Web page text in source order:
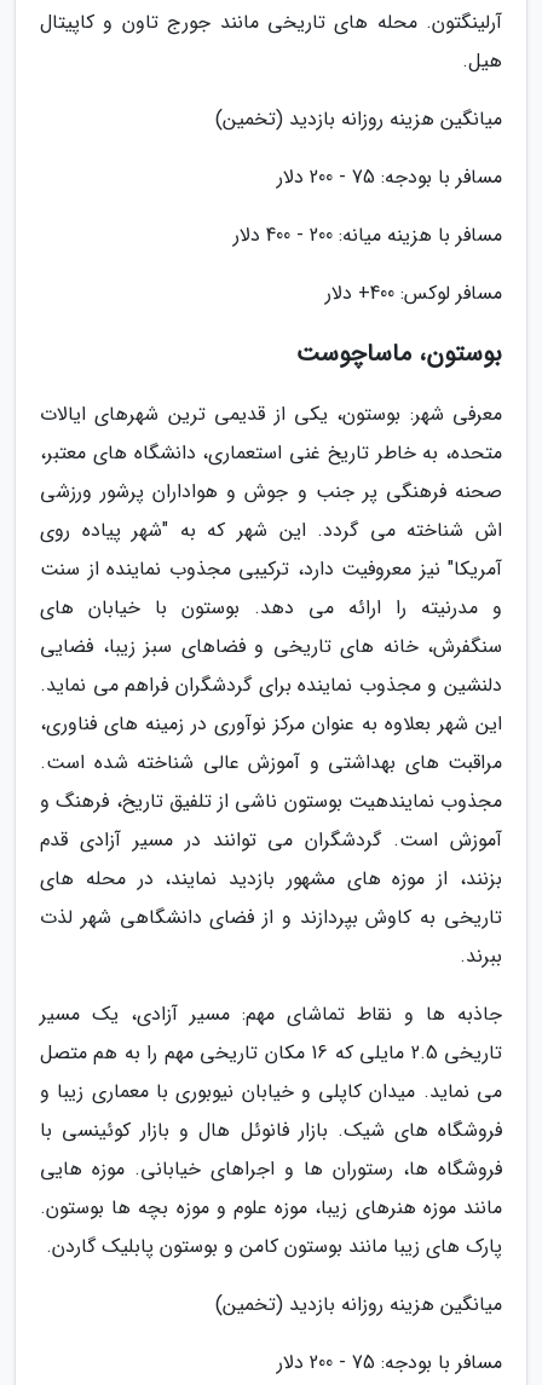
آرلینگتون. محله های تاریخی مانند جورج تاون و کاپیتال
هیل.
میانگین هزینه روزانه بازدید (تخمین)
مسافر با بودجه: 75 - 200 دلار
مسافر با هزینه میانه: 200 - 400 دلار
مسافر لوکس: 400+ دلار
بوستون، ماساچوست
معرفی شهر: بوستون، یکی از قدیمی ترین شهرهای ایالات
متحده، به خاطر تاریخ غنی استعماری، دانشگاه های معتبر،
صحنه فرهنگی پر جنب و جوش و هواداران پرشور ورزشی
اش شناخته می گردد. این شهر که به "شهر پیاده روی
آمریکا" نیز معروفیت دارد، ترکیبی مجذوب نماینده از سنت
و مدرنیته را ارائه می دهد. بوستون با خیابان های
سنگفرش، خانه های تاریخی و فضاهای سبز زیبا، فضایی
دلنشین و مجذوب نماینده برای گردشگران فراهم می نماید.
این شهر بعلاوه به عنوان مرکز نوآوری در زمینه های فناوری،
مراقبت های بهداشتی و آموزش عالی شناخته شده است.
مجذوب نمایندهیت بوستون ناشی از تلفیق تاریخ، فرهنگ و
آموزش است. گردشگران می توانند در مسیر آزادی قدم
بزنند، از موزه های مشهور بازدید نمایند، در محله های
تاریخی به کاوش بپردازند و از فضای دانشگاهی شهر لذت
ببرند.
جاذبه ها و نقاط تماشای مهم: مسیر آزادی، یک مسیر
تاریخی 2.5 مایلی که 16 مکان تاریخی مهم را به هم متصل
می نماید. میدان کاپلی و خیابان نیوبوری با معماری زیبا و
فروشگاه های شیک. بازار فانوئل هال و بازار کوئینسی با
فروشگاه ها، رستوران ها و اجراهای خیابانی. موزه هایی
مانند موزه هنرهای زیبا، موزه علوم و موزه بچه ها بوستون.
پارک های زیبا مانند بوستون کامن و بوستون پابلیک گاردن.
میانگین هزینه روزانه بازدید (تخمین)
مسافر با بودجه: 75 - 200 دلار